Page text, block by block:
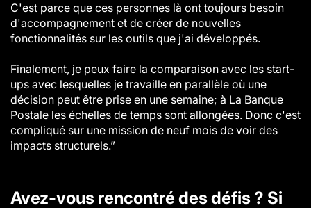
C'est parce que ces personnes là ont toujours besoin
d'accompagnement et de créer de nouvelles
fonctionnalités sur les outils que j'ai développés.
Finalement, je peux faire la comparaison avec les start-
ups avec lesquelles je travaille en parallèle où une
décision peut être prise en une semaine; à La Banque
Postale les échelles de temps sont allongées. Donc c'est
compliqué sur une mission de neuf mois de voir des
impacts structurels.”
Avez-vous rencontré des défis ? Si